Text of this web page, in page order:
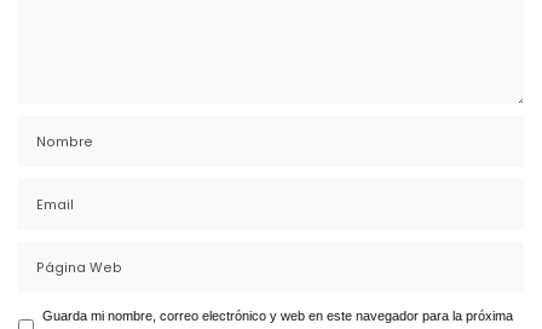
Guarda mi nombre, correo electrónico y web en este navegador para la próxima